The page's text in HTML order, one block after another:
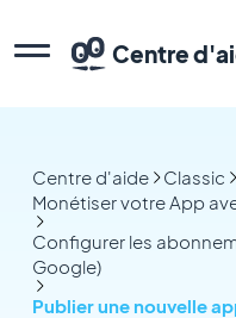
Centre
Centre d'aide
Classic
Monétiser votre App
Configurer les
Google)
Publier une nouvelle